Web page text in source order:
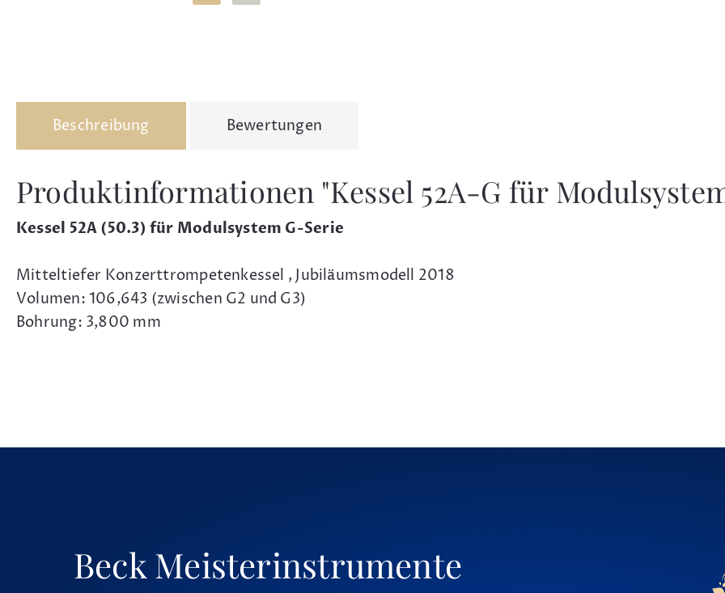
Beschreibung Bewertungen
Produktinformationen "Kessel 52A-G für
Kessel 52A (50.3) für Modulsystem G-Serie
Mitteltiefer Konzerttrompetenkessel , Jubiläumsmodell 2018
Volumen: 106,643 (zwischen G2 und G3)
Bohrung: 3,800 mm
Beck Meisterinstrumente